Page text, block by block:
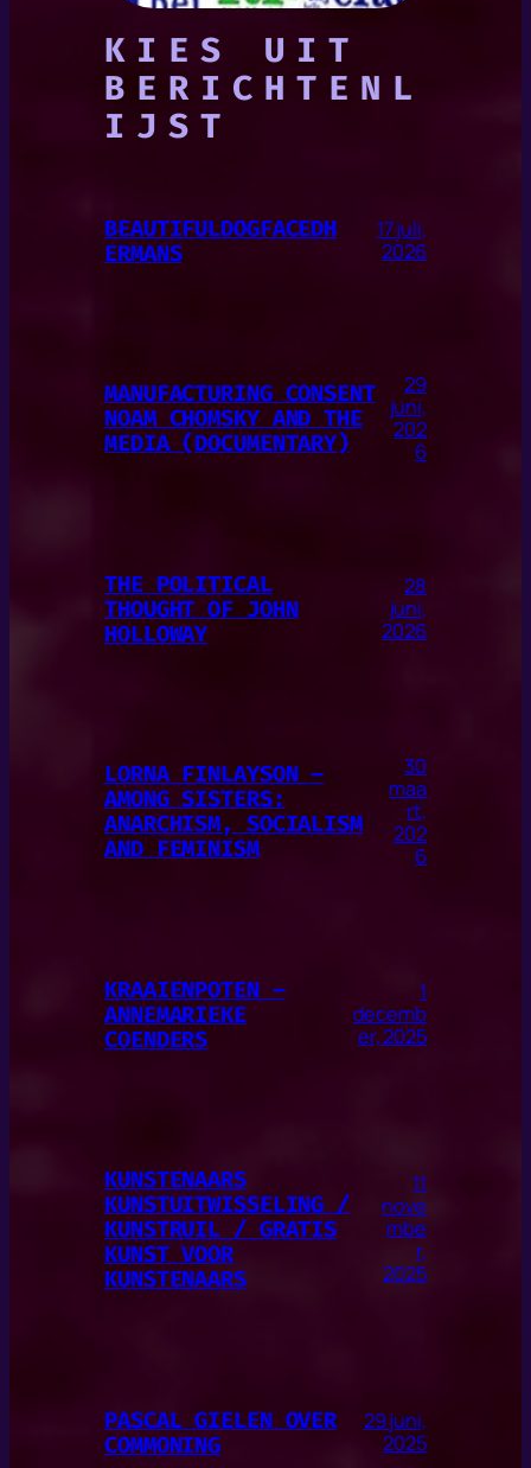
KIES UIT
BERICHTENL
IJST
BEAUTIFULDOGFACEDH
ERMANS
17 juli,
2026
MANUFACTURING CONSENT
NOAM CHOMSKY AND THE
MEDIA (DOCUMENTARY)
29
juni,
202
6
THE POLITICAL
THOUGHT OF JOHN
HOLLOWAY
28
juni,
2026
LORNA FINLAYSON –
AMONG SISTERS:
ANARCHISM, SOCIALISM
AND FEMINISM
30
maa
rt,
202
6
KRAAIENPOTEN –
ANNEMARIEKE
COENDERS
1
decemb
er, 2025
KUNSTENAARS
KUNSTUITWISSELING /
KUNSTRUIL / GRATIS
KUNST VOOR
KUNSTENAARS
11
nove
mbe
r,
2025
PASCAL GIELEN OVER
COMMONING
29 juni,
2025